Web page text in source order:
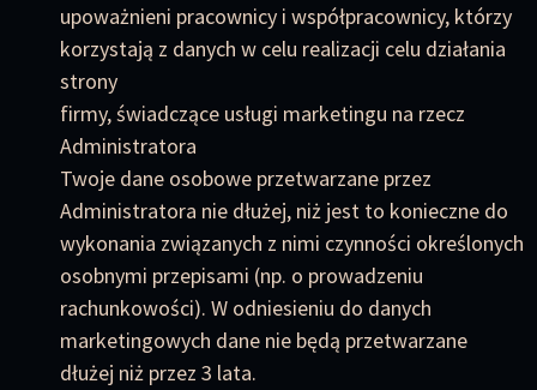
upoważnieni pracownicy i współpracownicy, którzy
korzystają z danych w celu realizacji celu działania
strony
firmy, świadczące usługi marketingu na rzecz
Administratora
Twoje dane osobowe przetwarzane przez
Administratora nie dłużej, niż jest to konieczne do
wykonania związanych z nimi czynności określonych
osobnymi przepisami (np. o prowadzeniu
rachunkowości). W odniesieniu do danych
marketingowych dane nie będą przetwarzane
dłużej niż przez 3 lata.